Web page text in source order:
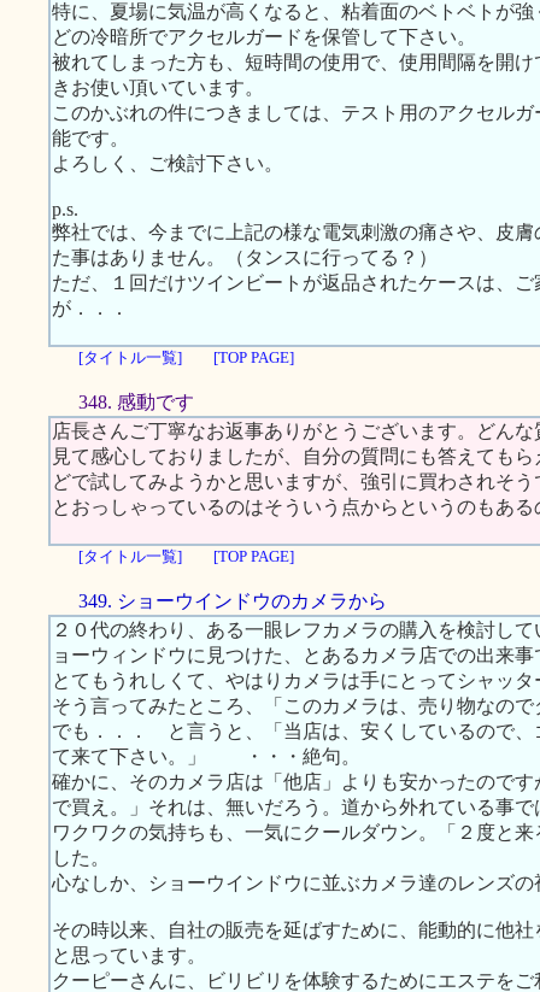
特に、夏場に気温が高くなると、粘着面のベトベトが
どの冷暗所でアクセルガードを保管して下さい。
被れてしまった方も、短時間の使用で、使用間隔を開
きお使い頂いています。
このかぶれの件につきましては、テスト用のアクセル
能です。
よろしく、ご検討下さい。
p.s.
弊社では、今までに上記の様な電気刺激の痛さや、皮
た事はありません。（タンスに行ってる？）
ただ、１回だけツインビートが返品されたケースは、
が．．．
[タイトル一覧] [TOP PAGE]
348. 感動です
店長さんご丁寧なお返事ありがとうございます。どん
見て感心しておりましたが、自分の質問にも答えても
どで試してみようかと思いますが、強引に買わされそ
とおっしゃっているのはそういう点からというのもあ
[タイトル一覧] [TOP PAGE]
349. ショーウインドウのカメラから
２０代の終わり、ある一眼レフカメラの購入を検討し
ョーウィンドウに見つけた、とあるカメラ店での出来事
とてもうれしくて、やはりカメラは手にとってシャッ
そう言ってみたところ、「このカメラは、売り物なので
でも．．． と言うと、「当店は、安くしているので
て来て下さい。」 ・・・絶句。
確かに、そのカメラ店は「他店」よりも安かったので
で買え。」それは、無いだろう。道から外れている事で
ワクワクの気持ちも、一気にクールダウン。「２度と
した。
心なしか、ショーウインドウに並ぶカメラ達のレンズ
その時以来、自社の販売を延ばすために、能動的に他
と思っています。
クーピーさんに、ビリビリを体験するためにエステを